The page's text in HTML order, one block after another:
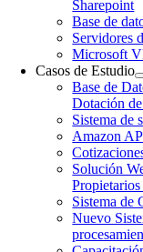
Sharepoint
Base de
Servidores
Microsoft
Casos de Estudio
Base de
Dotación
Sistema de
Amazon
Solución
Sistema de
Nuevo